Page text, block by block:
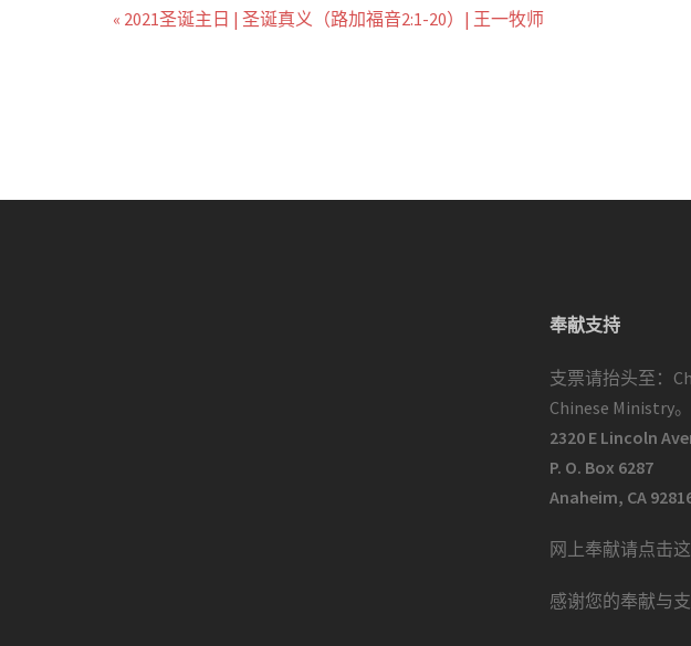
« 2021圣诞主日 | 圣诞真义（路加福音2:1-20）| 王一牧师
奉献支持
支票请抬头至：
Chinese Ministry
2320 E Lincoln
P. O. Box 6287
Anaheim, CA
网上奉献请点击
感谢您的奉献与支